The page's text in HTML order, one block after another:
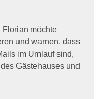
Florian möchte
und warnen, dass
im Umlauf sind,
Gästehauses und